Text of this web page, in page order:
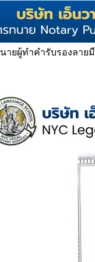
ายผู้ทำคำรับรองลาย